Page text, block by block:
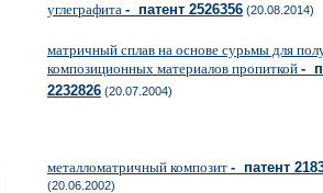
углеграфита - патент 2526356 (20.08.2014)
матричный сплав на основе сурьмы для
композиционных материалов пропиткой -
2232826 (20.07.2004)
металломатричный композит - патент
(20.06.2002)